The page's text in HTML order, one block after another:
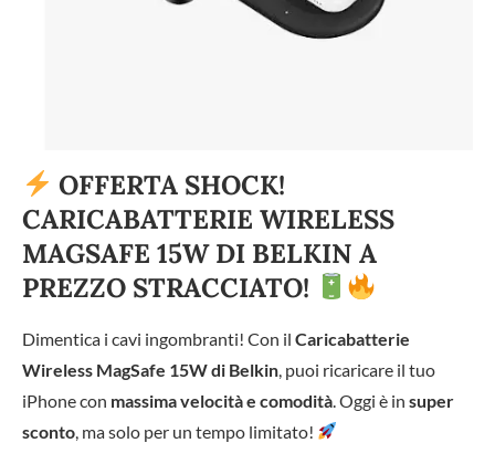
OFFERTA SHOCK!
CARICABATTERIE WIRELESS
MAGSAFE 15W DI BELKIN A
PREZZO STRACCIATO!
Dimentica i cavi ingombranti! Con il Caricabatterie
Wireless MagSafe 15W di Belkin , puoi ricaricare il tuo
iPhone con massima velocità e comodità . Oggi è in super
sconto , ma solo per un tempo limitato!